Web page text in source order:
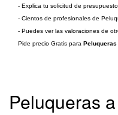
- Explica tu solicitud de
- Cientos de profesionales de
- Puedes ver las valoraciones de
Pide precio Gratis para
Peluqueras